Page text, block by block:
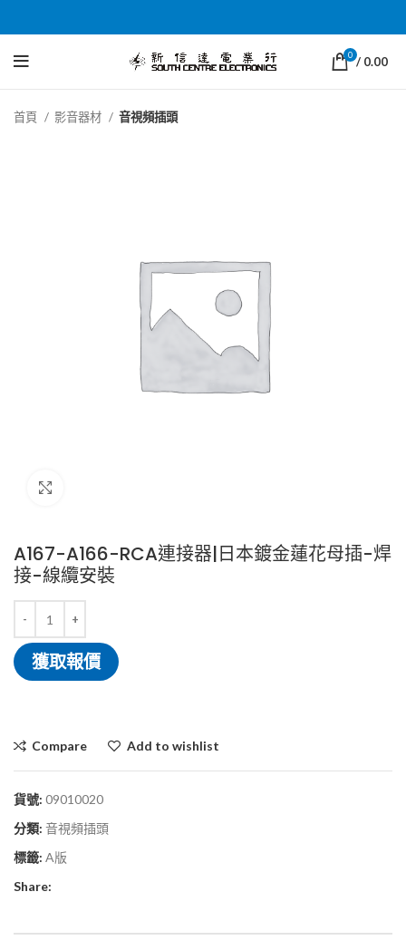
0 / 0.00
首頁 影音器材 音視頻插頭
A167-A166-RCA連接器|日本鍍金蓮花母插-焊
接-線纜安裝
獲取報價
Compare Add to wishlist
貨號: 09010020
分類: 音視頻插頭
標籤: A版
Share: